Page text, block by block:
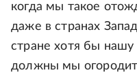
когда мы такое
даже в странах
стране хотя бы
должны мы